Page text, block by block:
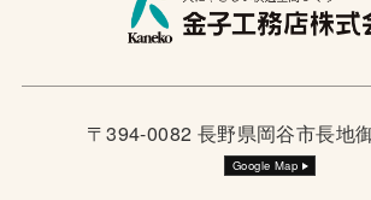
〒394-0082 長野県岡谷市長地
Google Map